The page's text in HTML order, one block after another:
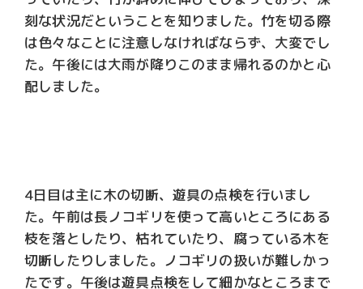
刻な状況だということを知りました。竹を切る際
は色々なことに注意しなければならず、大変でし
た。午後には大雨が降りこのまま帰れるのかと心
配しました。
4日目は主に木の切断、遊具の点検を行いまし
た。午前は長ノコギリを使って高いところにある
枝を落としたり、枯れていたり、腐っている木を
切断したりしました。ノコギリの扱いが難しかっ
たです。午後は遊具点検をして細かなところまで